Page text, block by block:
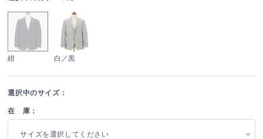
紺 白／黒
選択中のサイズ：
在 庫：
サイズを選択してください